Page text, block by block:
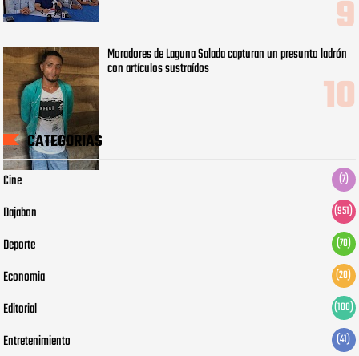
Moradores de Laguna Salada capturan un presunto ladrón
con artículos sustraídos
CATEGORIAS
Cine (7)
Dajabon (951)
Deporte (70)
Economia (20)
Editorial (100)
Entretenimiento (41)